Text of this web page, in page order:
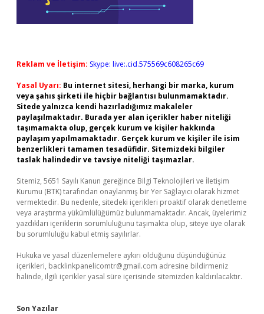
Reklam ve İletişim: Skype: live:.cid.575569c608265c69
Yasal Uyarı: Bu internet sitesi, herhangi bir marka, kurum
veya şahıs şirketi ile hiçbir bağlantısı bulunmamaktadır.
Sitede yalnızca kendi hazırladığımız makaleler
paylaşılmaktadır. Burada yer alan içerikler haber niteliği
taşımamakta olup, gerçek kurum ve kişiler hakkında
paylaşım yapılmamaktadır. Gerçek kurum ve kişiler ile isim
benzerlikleri tamamen tesadüfidir. Sitemizdeki bilgiler
taslak halindedir ve tavsiye niteliği taşımazlar.
Sitemiz, 5651 Sayılı Kanun gereğince Bilgi Teknolojileri ve İletişim
Kurumu (BTK) tarafından onaylanmış bir Yer Sağlayıcı olarak hizmet
vermektedir. Bu nedenle, sitedeki içerikleri proaktif olarak denetleme
veya araştırma yükümlülüğümüz bulunmamaktadır. Ancak, üyelerimiz
yazdıkları içeriklerin sorumluluğunu taşımakta olup, siteye üye olarak
bu sorumluluğu kabul etmiş sayılırlar.
Hukuka ve yasal düzenlemelere aykırı olduğunu düşündüğünüz
içerikleri, backlinkpanelicomtr@gmail.com adresine bildirmeniz
halinde, ilgili içerikler yasal süre içerisinde sitemizden kaldırılacaktır.
Son Yazılar